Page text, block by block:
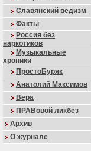
Славянский ведизм
Факты
Россия без
наркотиков
Музыкальные
хроники
ПростоБуряк
Анатолий Максимов
Вера
ПРАВовой ликбез
Архив
О журнале